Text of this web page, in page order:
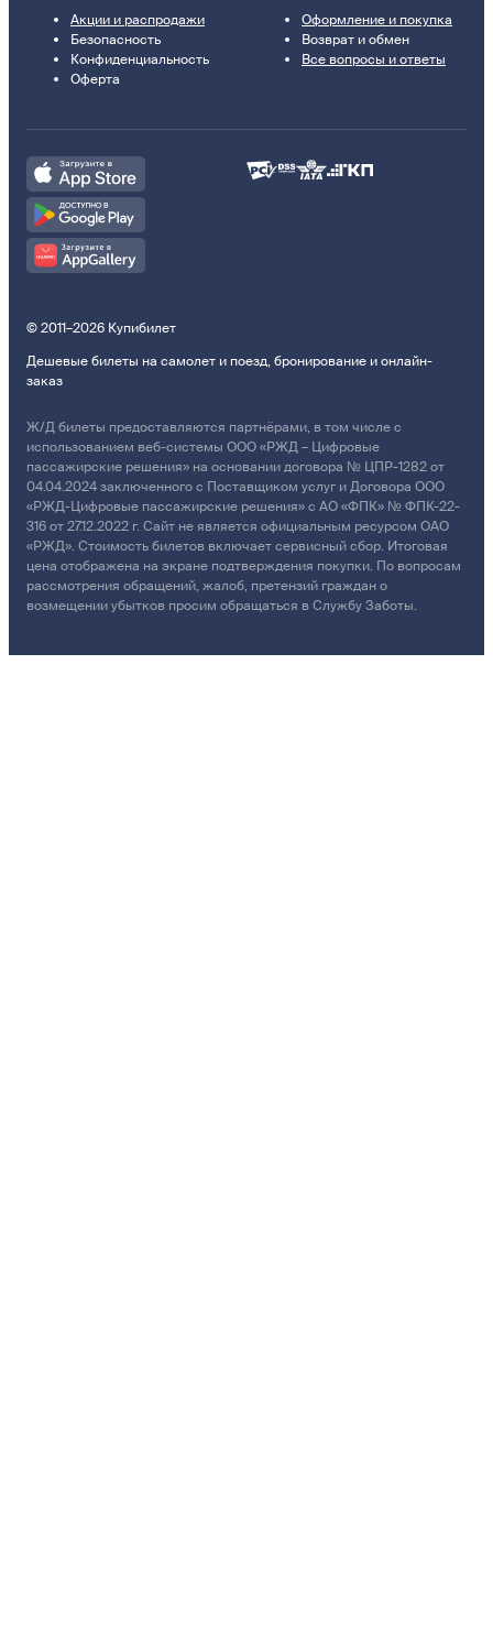
Акции и распродажи
Безопасность
Конфиденциальность
Оферта
Оформление и покупка
Возврат и обмен
Все вопросы и ответы
© 2011–2026 Купибилет
Дешевые билеты на самолет и поезд, бронирование и онлайн-
заказ
Ж/Д билеты предоставляются партнёрами, в том числе с
использованием веб-системы ООО «РЖД – Цифровые
пассажирские решения» на основании договора № ЦПР-1282 от
04.04.2024 заключенного с Поставщиком услуг и Договора ООО
«РЖД-Цифровые пассажирские решения» с АО «ФПК» № ФПК-22-
316 от 27.12.2022 г. Сайт не является официальным ресурсом ОАО
«РЖД». Стоимость билетов включает сервисный сбор. Итоговая
цена отображена на экране подтверждения покупки. По вопросам
рассмотрения обращений, жалоб, претензий граждан о
возмещении убытков просим обращаться в Службу Заботы.